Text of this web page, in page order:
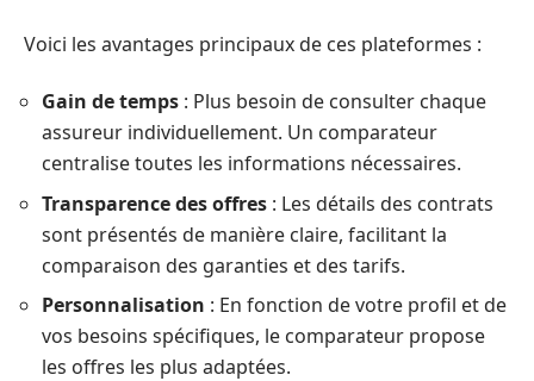
Voici les avantages principaux de ces plateformes :
Gain de temps : Plus besoin de consulter chaque
assureur individuellement. Un comparateur
centralise toutes les informations nécessaires.
Transparence des offres : Les détails des contrats
sont présentés de manière claire, facilitant la
comparaison des garanties et des tarifs.
Personnalisation : En fonction de votre profil et de
vos besoins spécifiques, le comparateur propose
les offres les plus adaptées.